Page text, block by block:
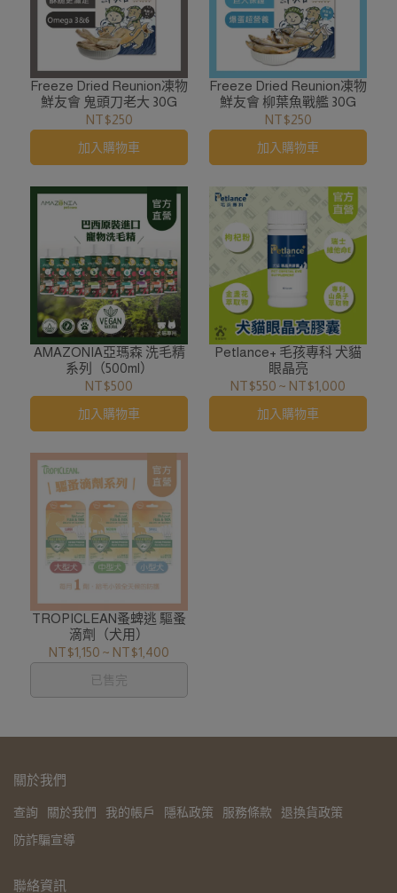
Freeze Dried Reunion凍物
鮮友會 鬼頭刀老大 30G
NT$250
加入購物車
Freeze Dried Reunion凍物
鮮友會 柳葉魚戰艦 30G
NT$250
加入購物車
AMAZONIA亞瑪森 洗毛精
系列（500ml）
NT$500
加入購物車
Petlance+ 毛孩專科 犬貓
眼晶亮
NT$550 ~ NT$1,000
加入購物車
TROPICLEAN蚤蜱逃 驅蚤
滴劑（犬用）
NT$1,150 ~ NT$1,400
已售完
關於我們
查詢 關於我們 我的帳戶 隱私政策 服務條款
退換貨政策
防詐騙宣導
聯絡資訊